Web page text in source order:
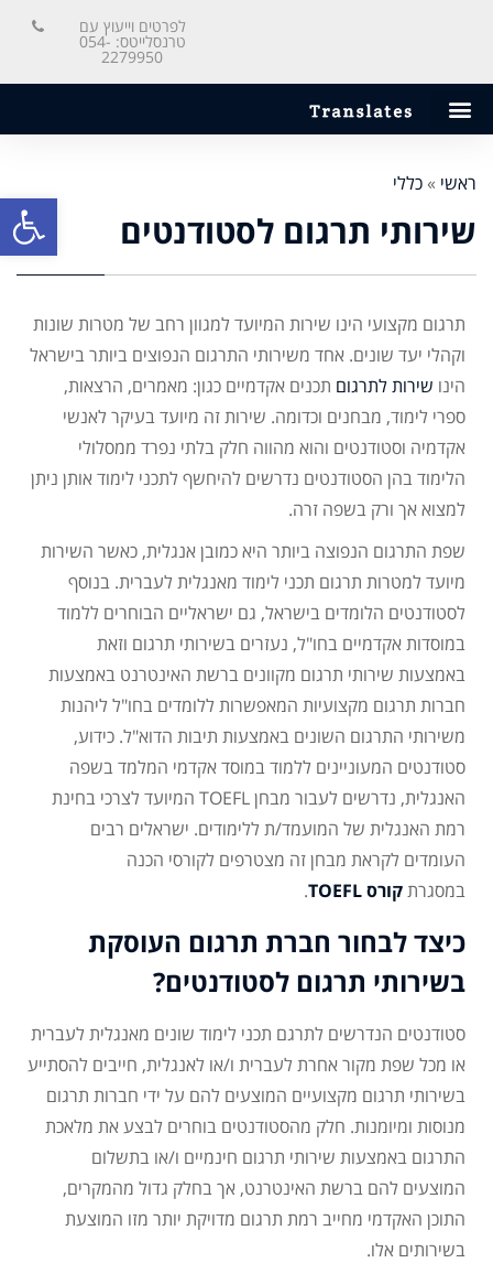
פתח
לפרטים וייעוץ עם
טרנסלייטס: 054-
2279950
ראשי »כללי
שירותי תרגום לסטודנטים
תרגום מקצועי הינו שירות המיועד למגוון רחב של מטרות שונות
וקהלי יעד שונים. אחד משירותי התרגום הנפוצים ביותר בישראל
הינו שירות לתרגום תכנים אקדמיים כגון: מאמרים, הרצאות,
ספרי לימוד, מבחנים וכדומה. שירות זה מיועד בעיקר לאנשי
אקדמיה וסטודנטים והוא מהווה חלק בלתי נפרד ממסלולי
הלימוד בהן הסטודנטים נדרשים להיחשף לתכני לימוד אותן ניתן
למצוא אך ורק בשפה זרה.
שפת התרגום הנפוצה ביותר היא כמובן אנגלית, כאשר השירות
מיועד למטרות תרגום תכני לימוד מאנגלית לעברית. בנוסף
לסטודנטים הלומדים בישראל, גם ישראליים הבוחרים ללמוד
במוסדות אקדמיים בחו"ל, נעזרים בשירותי תרגום וזאת
באמצעות שירותי תרגום מקוונים ברשת האינטרנט באמצעות
חברות תרגום מקצועיות המאפשרות ללומדים בחו"ל ליהנות
משירותי התרגום השונים באמצעות תיבות הדוא"ל. כידוע,
סטודנטים המעוניינים ללמוד במוסד אקדמי המלמד בשפה
האנגלית, נדרשים לעבור מבחן TOEFL המיועד לצרכי בחינת
רמת האנגלית של המועמד/ת ללימודים. ישראלים רבים
העומדים לקראת מבחן זה מצטרפים לקורסי הכנה
במסגרתקורס TOEFL .
כיצד לבחור חברת תרגום העוסקת
בשירותי תרגום לסטודנטים?
סטודנטים הנדרשים לתרגם תכני לימוד שונים מאנגלית לעברית
או מכל שפת מקור אחרת לעברית ו/או לאנגלית, חייבים להסתייע
בשירותי תרגום מקצועיים המוצעים להם על ידי חברות תרגום
מנוסות ומיומנות. חלק מהסטודנטים בוחרים לבצע את מלאכת
התרגום באמצעות שירותי תרגום חינמיים ו/או בתשלום
המוצעים להם ברשת האינטרנט, אך בחלק גדול מהמקרים,
התוכן האקדמי מחייב רמת תרגום מדויקת יותר מזו המוצעת
בשירותים אלו.